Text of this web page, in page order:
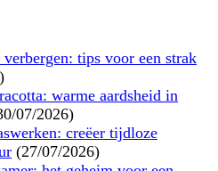
tips voor een strak
warme aardsheid in
07/2026)
creëer tijdloze
(27/07/2026)